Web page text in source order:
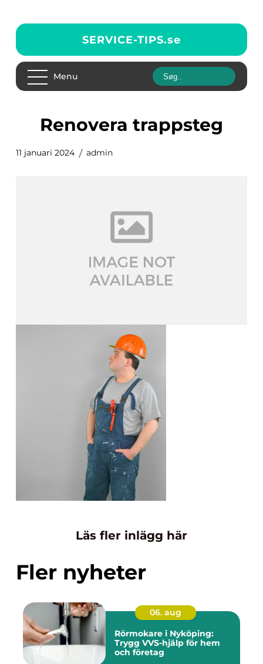
SERVICE-TIPS.se
Menu
renovera trappsteg
11 januari 2024 admin
Läs fler inlägg här
Fler nyheter
06. aug
Rörmokare i Nyköping:
Trygg VVS-hjälp för hem
och företag